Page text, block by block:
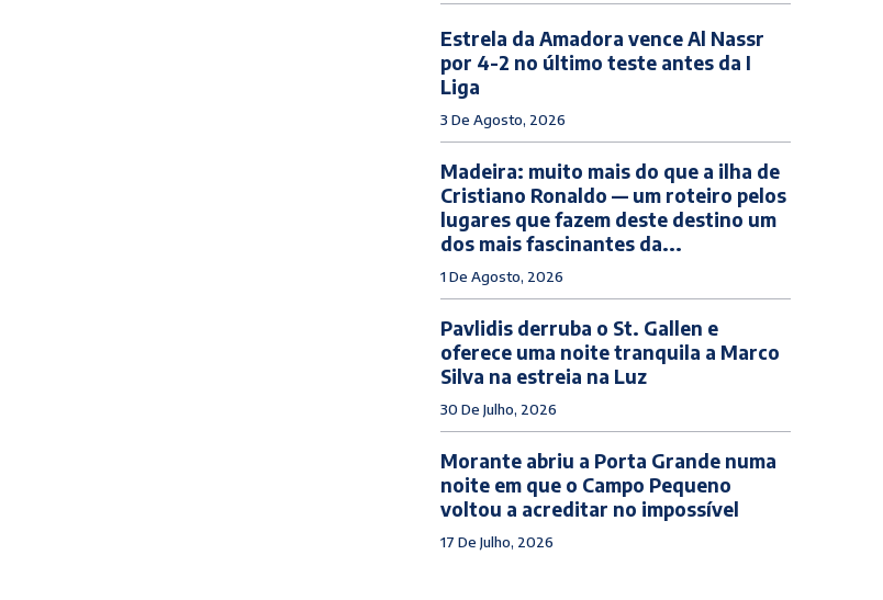
Estrela da Amadora vence Al Nassr
por 4-2 no último teste antes da I
Liga
3 De Agosto, 2026
Madeira: muito mais do que a ilha de
Cristiano Ronaldo — um roteiro pelos
lugares que fazem deste destino um
dos mais fascinantes da...
1 De Agosto, 2026
Pavlidis derruba o St. Gallen e
oferece uma noite tranquila a Marco
Silva na estreia na Luz
30 De Julho, 2026
Morante abriu a Porta Grande numa
noite em que o Campo Pequeno
voltou a acreditar no impossível
17 De Julho, 2026